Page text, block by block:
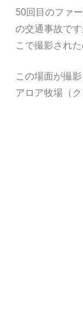
50回目のファ
の交通事故で
こで撮影され
この場面が撮
アロア牧場（